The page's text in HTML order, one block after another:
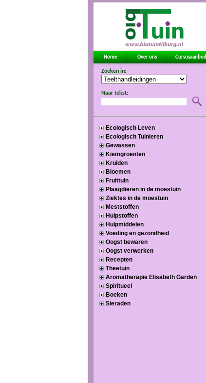
Home Over ons Cursusaanbod
Zoeken in:
Naar tekst:
Ecologisch Leven
Ecologisch Tuinieren
Gewassen
Kiemgroenten
Kruiden
Bloemen
Fruittuin
Plaagdieren in de moestuin
Ziektes in de moestuin
Meststoffen
Hulpstoffen
Hulpmiddelen
Voeding en gezondheid
Oogst bewaren
Oogst verwerken
Recepten
Theetuin
Aromatherapie Elisabeth Garden
Spiritueel
Boeken
Sieraden